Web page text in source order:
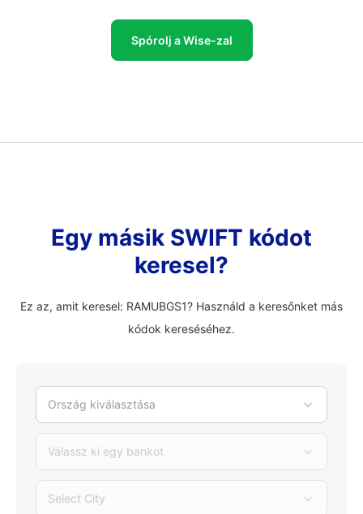
Spórolj a Wise-zal
Egy másik SWIFT kódot
keresel?
Ez az, amit keresel: RAMUBGS1? Használd a keresőnket más
kódok kereséséhez.
Ország kiválasztása
Válassz ki egy bankot
Select City